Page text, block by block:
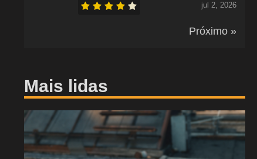
jul 2, 2026
Próximo »
Mais lidas